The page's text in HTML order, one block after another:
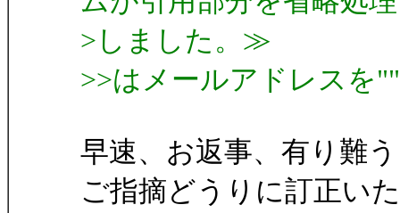
>しました。≫
>>はメールアドレスを
早速、お返事、有り難
ご指摘どうりに訂正い